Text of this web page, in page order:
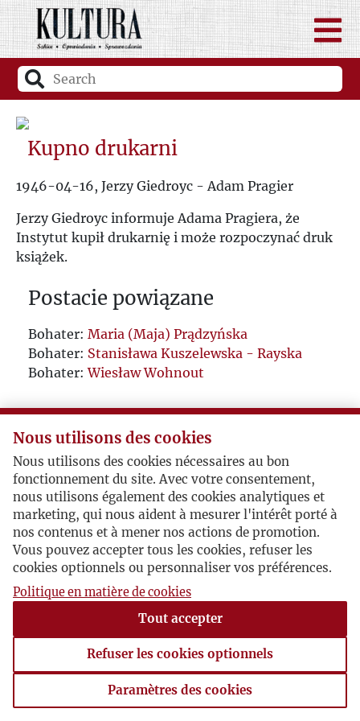
Kupno drukarni
1946-04-16, Jerzy Giedroyc - Adam Pragier
Jerzy Giedroyc informuje Adama Pragiera, że
Instytut kupił drukarnię i może rozpoczynać druk
książek.
Postacie powiązane
Bohater: Maria (Maja) Prądzyńska
Bohater: Stanisława Kuszelewska - Rayska
Bohater:Wiesław Wohnout
Nous utilisons des cookies
Nous utilisons des cookies nécessaires au bon
fonctionnement du site. Avec votre consentement,
nous utilisons également des cookies analytiques et
marketing, qui nous aident à mesurer l'intérêt porté à
nos contenus et à mener nos actions de promotion.
Vous pouvez accepter tous les cookies, refuser les
cookies optionnels ou personnaliser vos préférences.
Politique en matière de cookies
Tout accepter
Refuser les cookies optionnels
Paramètres des cookies
Paramètres des cookies